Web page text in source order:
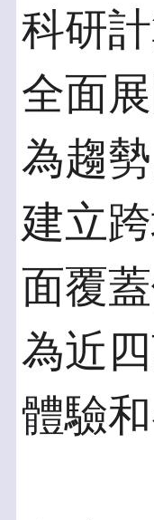
科研
全面
為趨
建立
面覆
為近
體驗